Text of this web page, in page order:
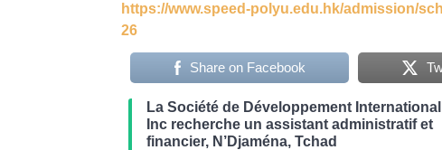
https://www.speed-polyu.edu.hk/admission/
26
Share on Facebook
La Société de Développement International
Inc recherche un assistant administratif et
financier, N’Djaména, Tchad